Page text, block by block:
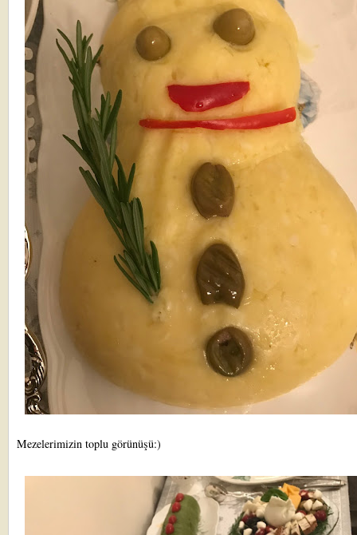
Mezelerimizin toplu görünüşü:)